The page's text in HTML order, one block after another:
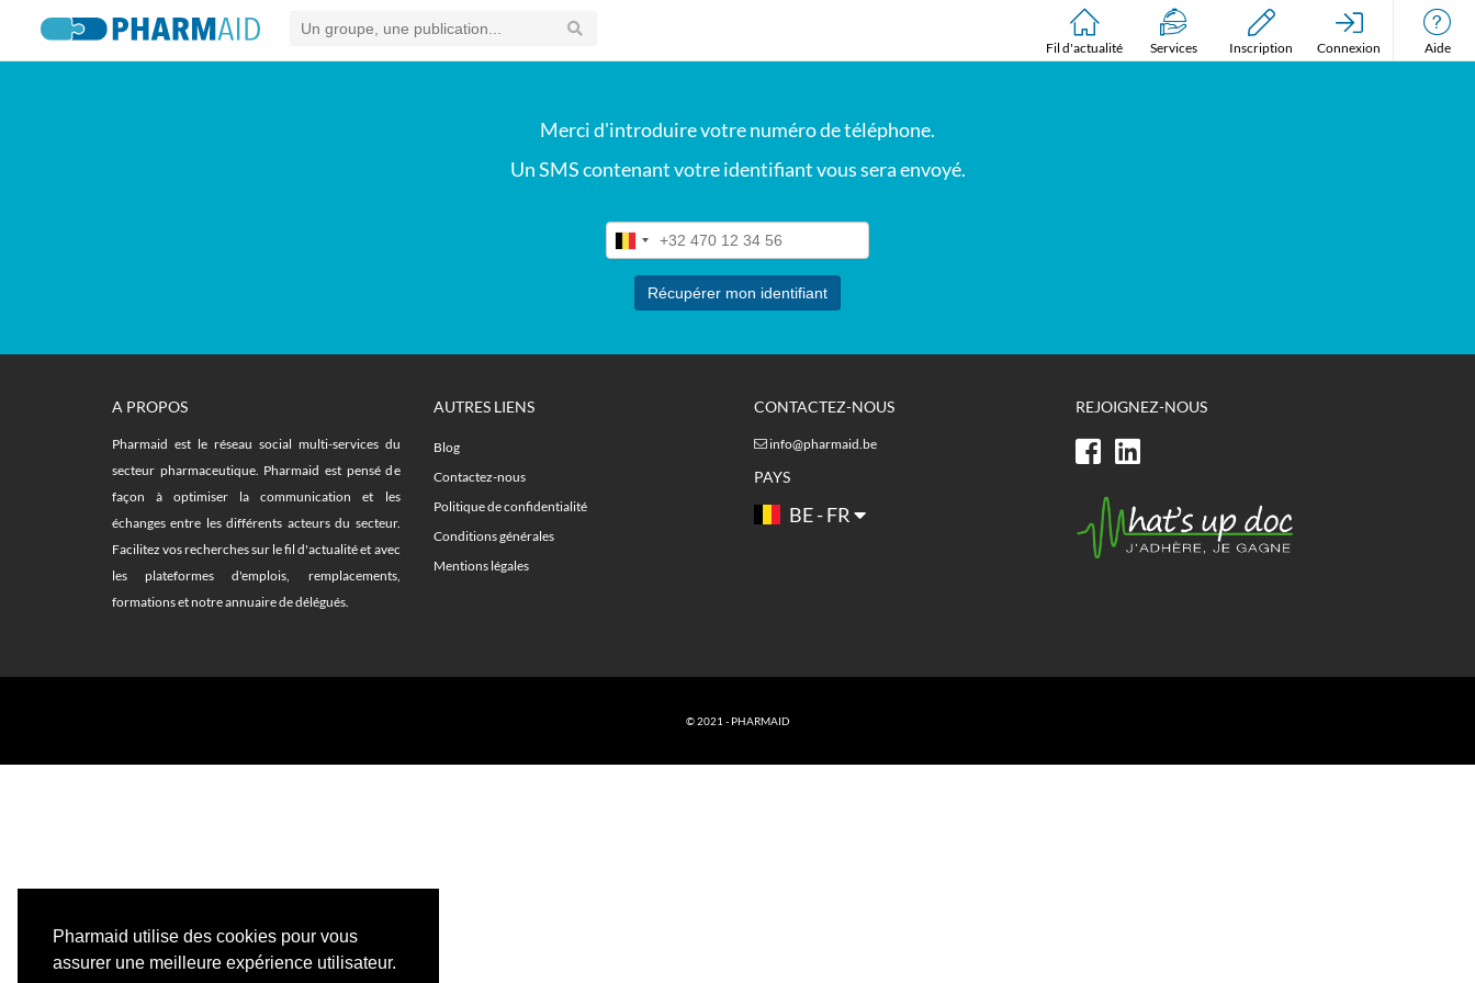
Pharmaid utilise des cookies pour vous
assurer une meilleure expérience utilisateur.
Fil d'actualité Services Inscription Connexion Aide
Merci d'introduire votre numéro de téléphone.
Un SMS contenant votre identifiant vous sera envoyé.
A PROPOS
Pharmaid est le réseau social multi-services du
secteur pharmaceutique. Pharmaid est pensé de
façon à optimiser la communication et les
échanges entre les différents acteurs du secteur.
Facilitez vos recherches sur le fil d'actualité et avec
les plateformes d'emplois, remplacements,
formations et notre annuaire de délégués.
AUTRES LIENS
Blog
Contactez-nous
Politique de confidentialité
Conditions générales
Mentions légales
CONTACTEZ-NOUS
info@pharmaid.be
PAYS
BE - FR
REJOIGNEZ-NOUS
© 2021 - PHARMAID